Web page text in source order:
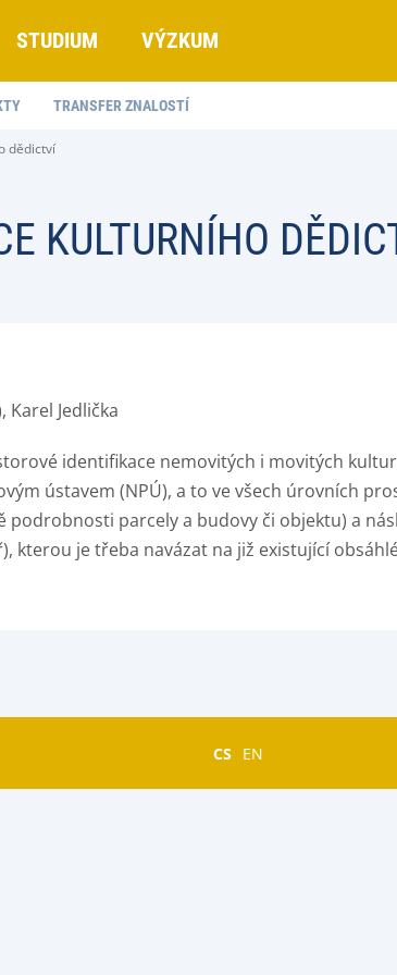
STUDIUM VÝZKUM
TRANSFER ZNALOSTÍ
dědictví
KULTURNÍHO
Karel Jedlička
identifikace nemovitých i movitých
ústavem (NPÚ), a to ve všech úrovních
parcely a budovy či objektu) a
kterou je třeba navázat na již existující
CS EN